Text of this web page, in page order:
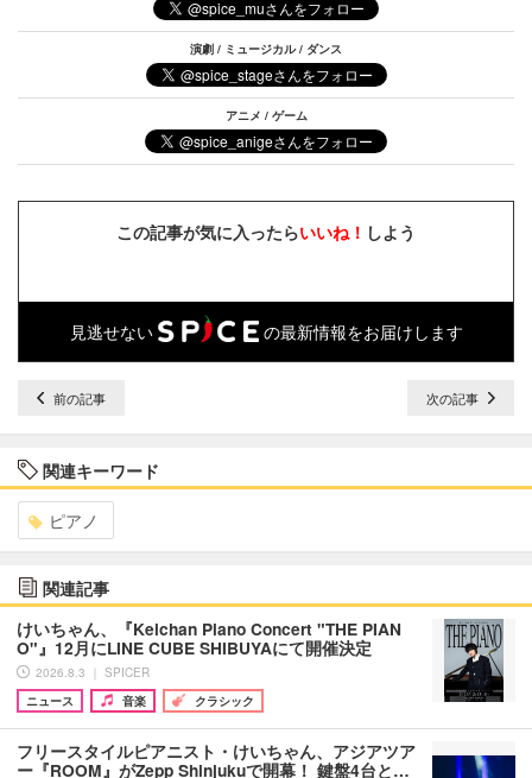
演劇 / ミュージカル / ダンス
アニメ / ゲーム
この記事が気に入ったらいいね！ しよう
見逃せない の最新情報をお届けします
前の記事 次の記事
関連キーワード
ピアノ
関連記事
けいちゃん、『Keichan Piano Concert "THE PIAN
O"』12月にLINE CUBE SHIBUYAにて開催決定
2026.8.3 ｜ SPICER
ニュース
音楽 クラシック
フリースタイルピアニスト・けいちゃん、アジアツア
ー『ROOM』がZepp Shinjukuで開幕！ 鍵盤4台と…